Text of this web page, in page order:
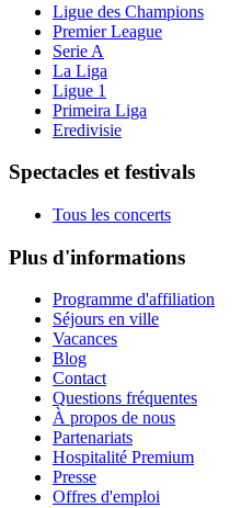
Ligue des Champions
Premier League
Serie A
La Liga
Ligue 1
Primeira Liga
Eredivisie
Spectacles et festivals
Tous les concerts
Plus d'informations
Programme d'affiliation
Séjours en ville
Vacances
Blog
Contact
Questions fréquentes
À propos de nous
Partenariats
Hospitalité Premium
Presse
Offres d'emploi